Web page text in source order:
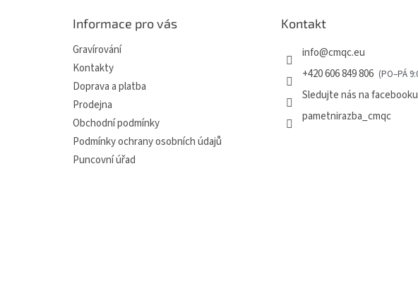
Informace pro vás
Gravírování
Kontakty
Doprava a platba
Prodejna
Obchodní podmínky
Podmínky ochrany osobních údajů
Puncovní úřad
Kontakt
info@cmqc.eu
+420 606 849 806
Sledujte nás na facebooku
pametnirazba_cmqc